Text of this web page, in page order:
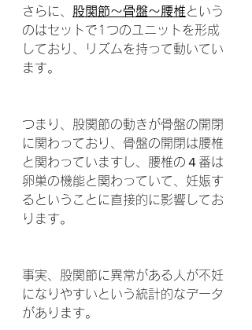
さらに、 股関節〜骨盤〜腰椎という
のはセットで1つのユニットを形成
しており、リズムを持って動いてい
ます。
つまり、股関節の動きが骨盤の開閉
に関わっており、骨盤の開閉は腰椎
と関わっていますし、腰椎の４番は
卵巣の機能と関わっていて、妊娠す
るということに直接的に影響してお
ります。
事実、股関節に異常がある人が不妊
になりやすいという統計的なデータ
があります。